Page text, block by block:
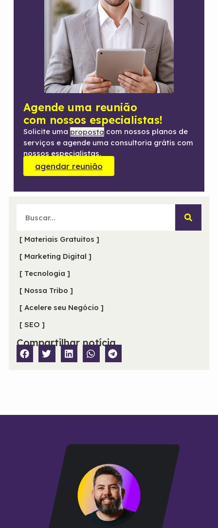
Agende uma reunião
com nossos especialistas!
Solicite uma proposta com nossos planos de
serviços e agende uma consultoria grátis com
nossos especialistas.
agendar reunião
[ Materiais Gratuitos ]
[ Marketing Digital ]
[ Tecnologia ]
[ Nossa Tribo ]
[ Acelere seu Negócio ]
[ SEO ]
Compartilhar notícia